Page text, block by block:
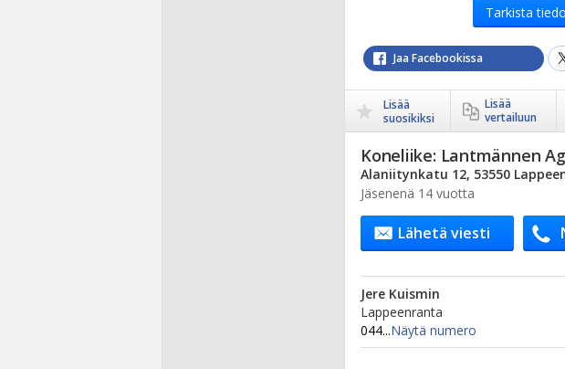
Tarkista
Jaa Facebookissa
Lisää
suosikiksi
Lisää
vertailuun
Koneliike: Lantmännen
Alaniitynkatu 12, 53550
Jäsenenä 14 vuotta
Lähetä viesti
Jere Kuismin
Lappeenranta
044...Näytä numero